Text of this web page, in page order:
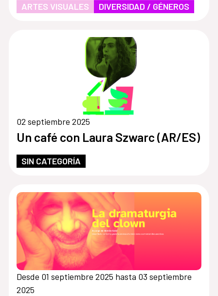
ARTES VISUALES DIVERSIDAD / GÉNEROS
02 septiembre 2025
Un café con Laura Szwarc (AR/ES)
SIN CATEGORÍA
Desde 01 septiembre 2025 hasta 03 septiembre
2025